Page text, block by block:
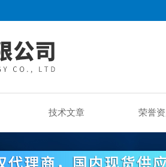
技术文章 荣誉